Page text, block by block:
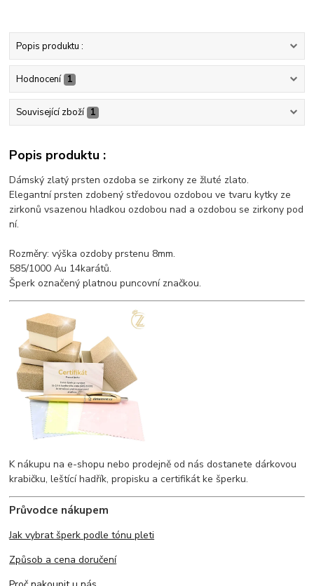
Popis produktu :
Hodnocení 1
Související zboží 1
Popis produktu :
Dámský zlatý prsten ozdoba se zirkony ze žluté zlato.
Elegantní prsten zdobený středovou ozdobou ve tvaru kytky ze
zirkonů vsazenou hladkou ozdobou nad a ozdobou se zirkony pod
ní.
Rozměry: výška ozdoby prstenu 8mm.
585/1000 Au 14karátů.
Šperk označený platnou puncovní značkou.
K nákupu na e-shopu nebo prodejně od nás dostanete dárkovou
krabičku, leštící hadřík, propisku a certifikát ke šperku.
Průvodce nákupem
Jak vybrat šperk podle tónu pleti
Způsob a cena doručení